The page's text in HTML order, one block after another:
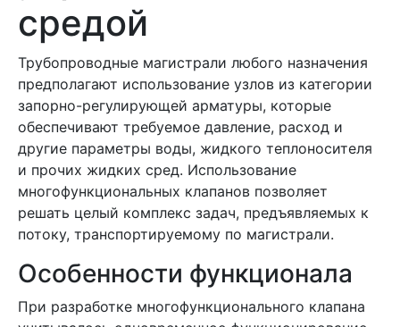
средой
Трубопроводные магистрали любого назначения
предполагают использование узлов из категории
запорно-регулирующей арматуры, которые
обеспечивают требуемое давление, расход и
другие параметры воды, жидкого теплоносителя
и прочих жидких сред. Использование
многофункциональных клапанов позволяет
решать целый комплекс задач, предъявляемых к
потоку, транспортируемому по магистрали.
Особенности функционала
При разработке многофункционального клапана